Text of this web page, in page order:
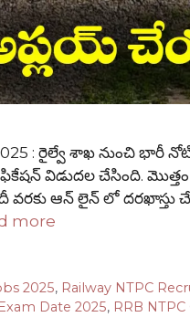
: రైల్వే శాఖ నుంచి భారీ
విడుదల చేసింది.
వరకు ఆన్ లైన్ లో
more
2025, Railway NTPC
Date 2025, RRB